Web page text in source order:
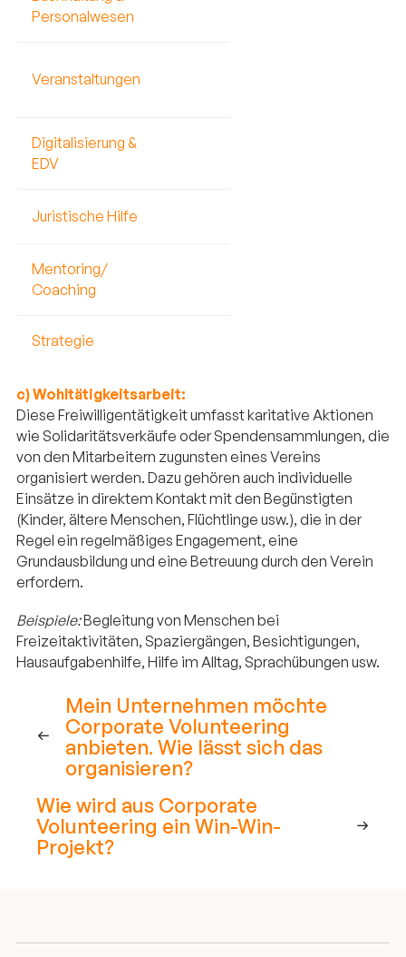
Personalwesen
Veranstaltungen
Digitalisierung &
EDV
Juristische Hilfe
Mentoring/
Coaching
Strategie
c) Wohltätigkeitsarbeit:
Diese Freiwilligentätigkeit umfasst karitative Aktionen
wie Solidaritätsverkäufe oder Spendensammlungen, die
von den Mitarbeitern zugunsten eines Vereins
organisiert werden. Dazu gehören auch individuelle
Einsätze in direktem Kontakt mit den Begünstigten
(Kinder, ältere Menschen, Flüchtlinge usw.), die in der
Regel ein regelmäßiges Engagement, eine
Grundausbildung und eine Betreuung durch den Verein
erfordern.
Beispiele:Begleitung von Menschen bei
Freizeitaktivitäten, Spaziergängen, Besichtigungen,
Hausaufgabenhilfe, Hilfe im Alltag, Sprachübungen usw.
Mein Unternehmen möchte
Corporate Volunteering
anbieten. Wie lässt sich das
organisieren?
Wie wird aus Corporate
Volunteering ein Win-Win-
Projekt?